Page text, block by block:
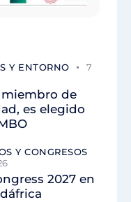
Y ENTORNO
7
de
es elegido
Y CONGRESOS
2027 en